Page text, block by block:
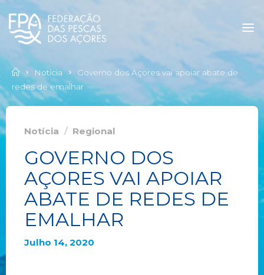
Notícia
Governo dos Açores vai apoiar abate de
redes de emalhar
Notícia / Regional
GOVERNO DOS
AÇORES VAI APOIAR
ABATE DE REDES DE
EMALHAR
Julho 14, 2020